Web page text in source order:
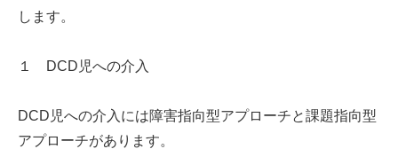
します。
１ DCD児への介入
DCD児への介入には障害指向型アプローチと課題指向型
アプローチがあります。